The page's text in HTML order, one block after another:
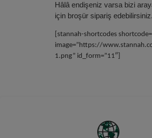
Hâlâ endişeniz varsa bizi
için broşür sipariş
[stannah-shortcodes
image=”https://
1.png” id_form=”11″]